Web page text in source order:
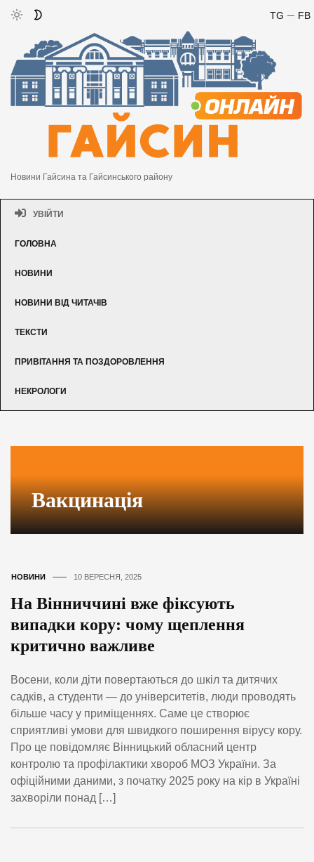
FB
TG
Новини Гайсина та Гайсинського району
УВІЙТИ
ГОЛОВНА
НОВИНИ
НОВИНИ ВІД ЧИТАЧІВ
ТЕКСТИ
ПРИВІТАННЯ ТА ПОЗДОРОВЛЕННЯ
НЕКРОЛОГИ
Вакцинація
НОВИНИ 10 ВЕРЕСНЯ, 2025
На Вінниччині вже фіксують
випадки кору: чому щеплення
критично важливе
Восени, коли діти повертаються до шкіл та дитячих
садків, а студенти — до університетів, люди проводять
більше часу у приміщеннях. Саме це створює
сприятливі умови для швидкого поширення вірусу кору.
Про це повідомляє Вінницький обласний центр
контролю та профілактики хвороб МОЗ України. За
офіційними даними, з початку 2025 року на кір в Україні
захворіли понад […]